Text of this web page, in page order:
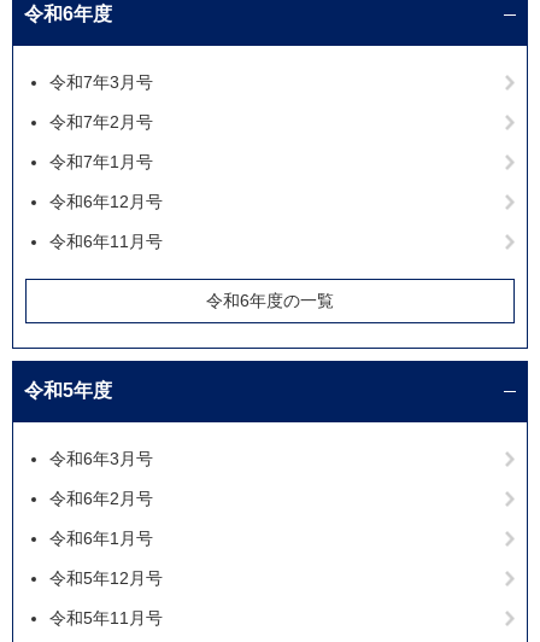
令和6年度
令和7年3月号
令和7年2月号
令和7年1月号
令和6年12月号
令和6年11月号
令和6年度の一覧
令和5年度
令和6年3月号
令和6年2月号
令和6年1月号
令和5年12月号
令和5年11月号